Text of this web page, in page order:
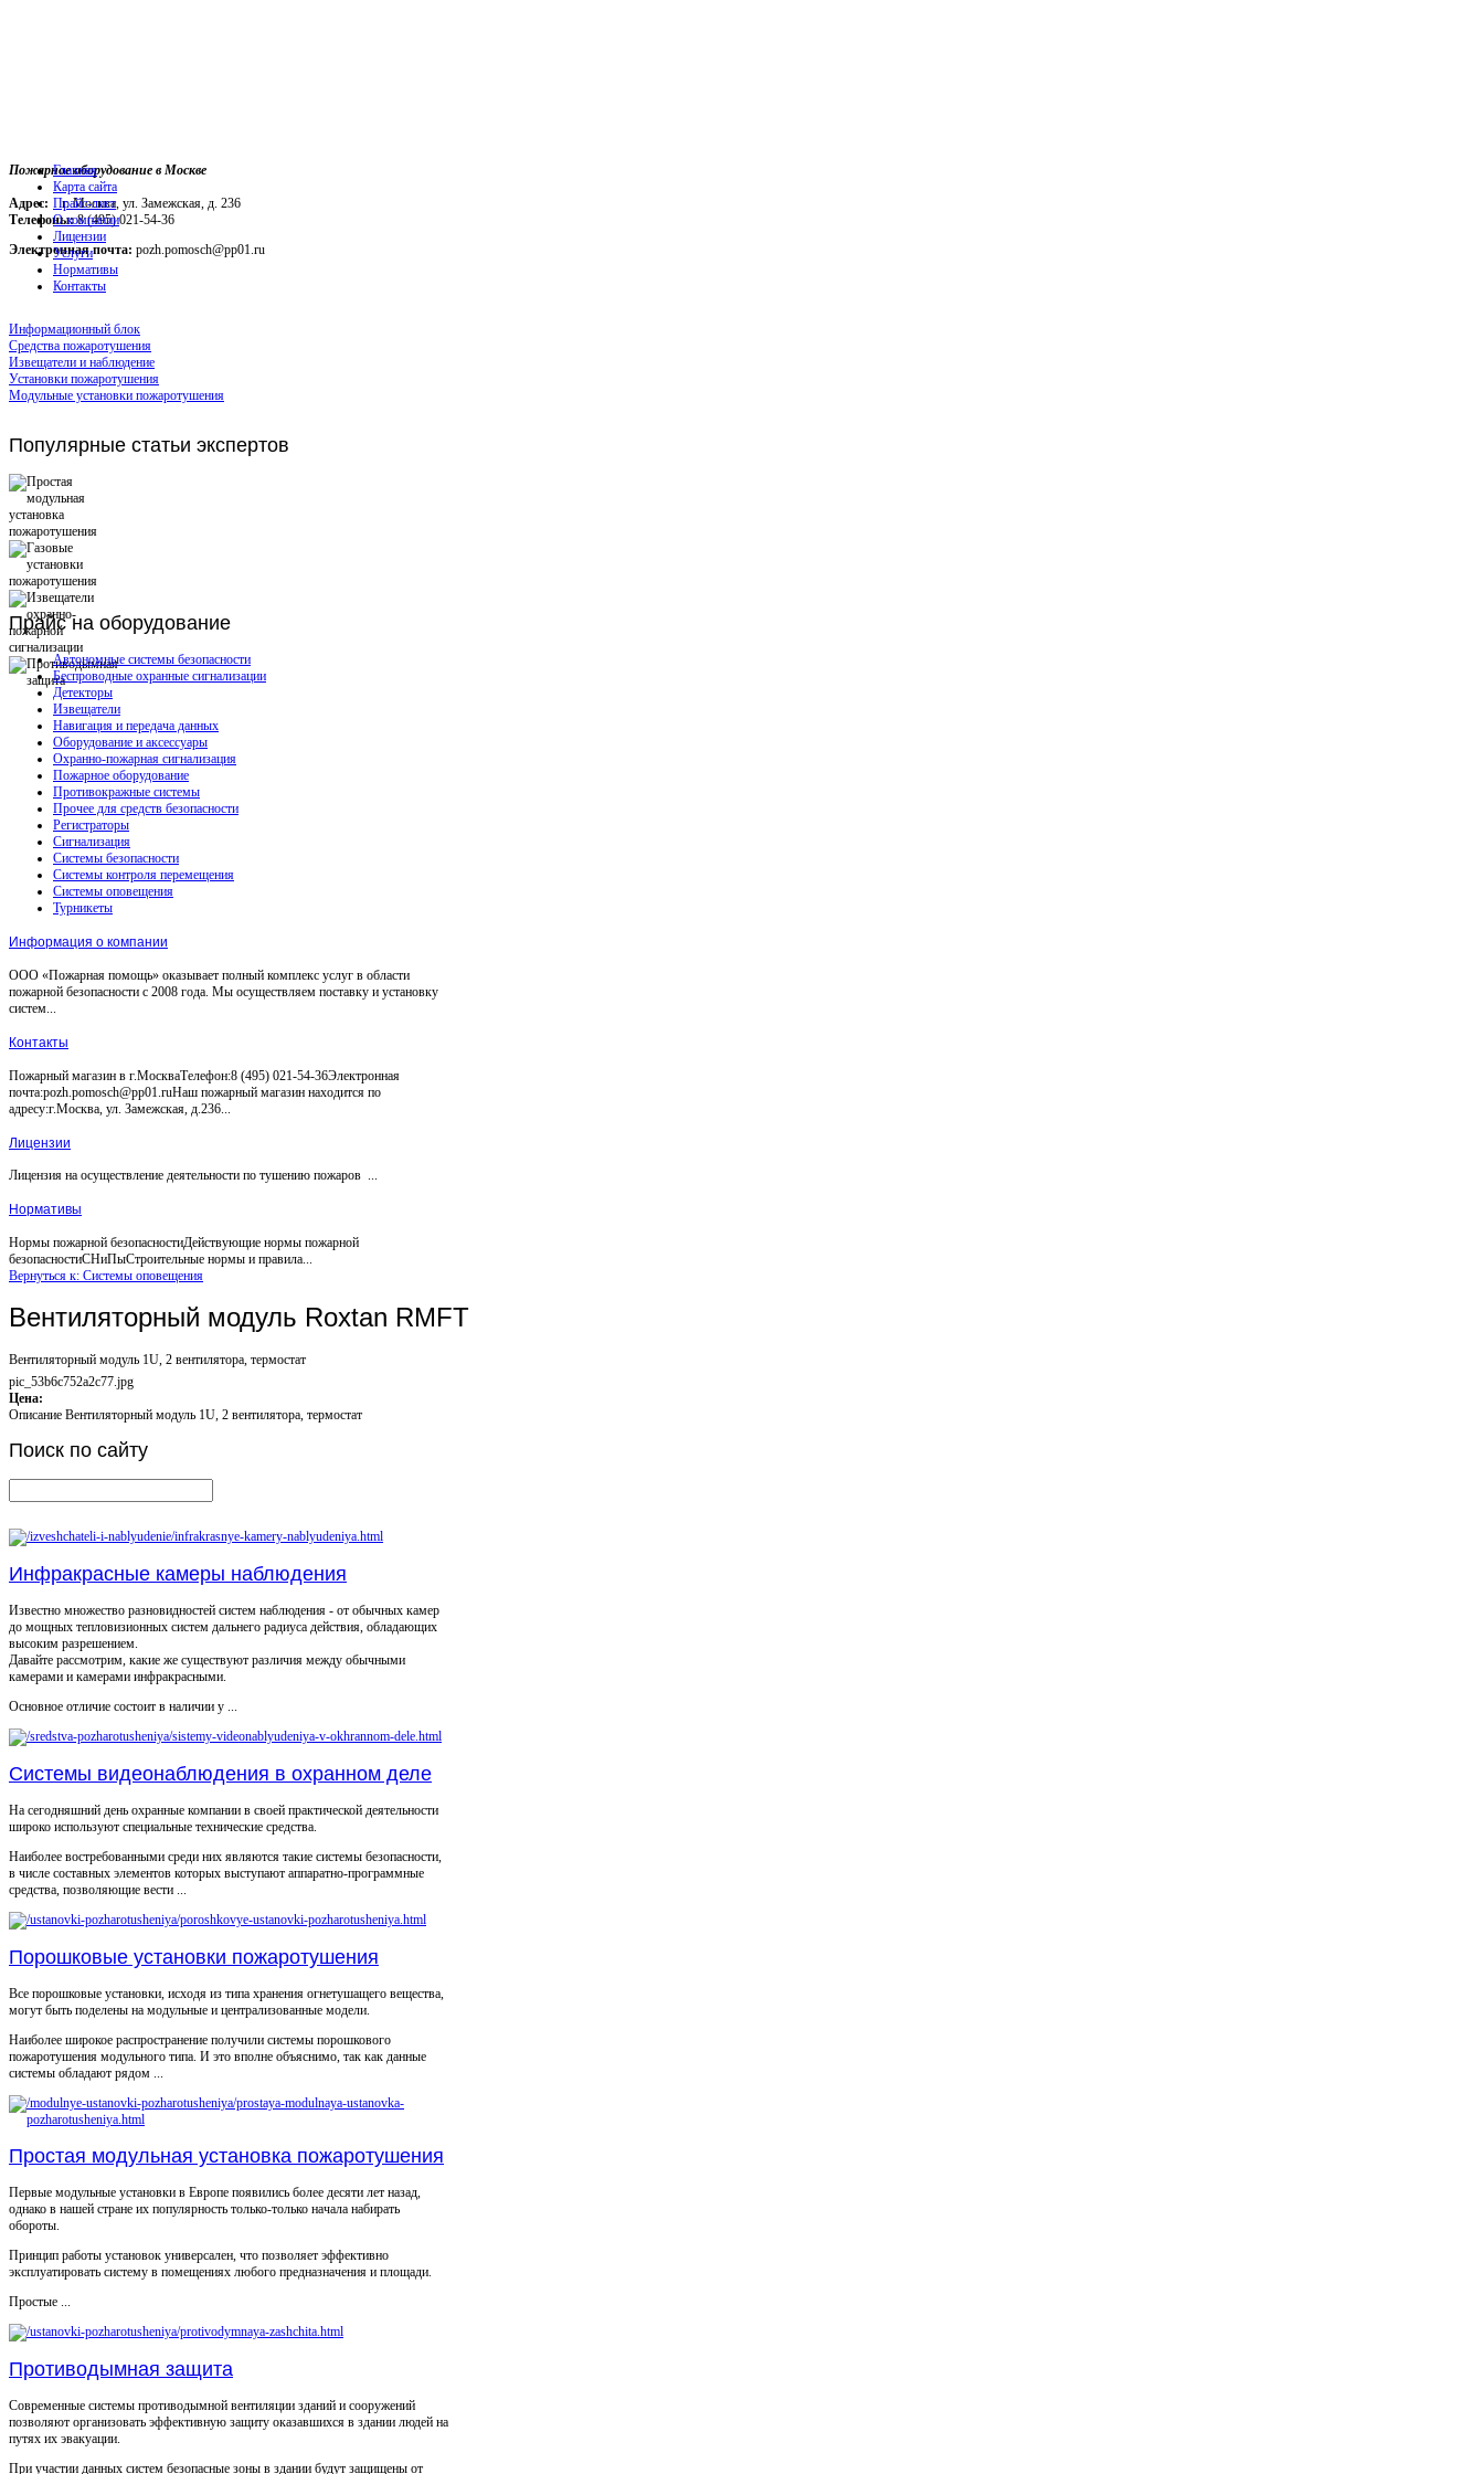
Пожарное оборудование в Москве
Адрес: г. Москва, ул. Замежская, д. 236
Телефоны:8 (495) 021-54-36
Электронная почта: pozh.pomosch@pp01.ru
Главная
Карта сайта
Прайс-лист
О компании
Лицензии
Услуги
Нормативы
Контакты
Информационный блок
Средства пожаротушения
Извещатели и наблюдение
Установки пожаротушения
Модульные установки пожаротушения
Популярные статьи экспертов
Прайсна оборудование
Автономные системы безопасности
Беспроводные охранные сигнализации
Детекторы
Извещатели
Навигация и передача данных
Оборудование и аксессуары
Охранно-пожарная сигнализация
Пожарное оборудование
Противокражные системы
Прочее для средств безопасности
Регистраторы
Сигнализация
Системы безопасности
Системы контроля перемещения
Системы оповещения
Турникеты
Информация о компании
ООО «Пожарная помощь» оказывает полный комплекс услуг в области
пожарной безопасности с 2008 года. Мы осуществляем поставку и установку
систем...
Контакты
Пожарный магазин в г.МоскваТелефон:8 (495) 021-54-36Электронная
почта:pozh.pomosch@pp01.ruНаш пожарный магазин находится по
адресу:г.Москва, ул. Замежская, д.236...
Лицензии
Лицензия на осуществление деятельности по тушению пожаров ...
Нормативы
Нормы пожарной безопасностиДействующие нормы пожарной
безопасностиСНиПыСтроительные нормы и правила...
Вернуться к: Системы оповещения
Вентиляторный модуль Roxtan RMFT
Вентиляторный модуль 1U, 2 вентилятора, термостат
pic_53b6c752a2c77.jpg
Цена:
Описание Вентиляторный модуль 1U, 2 вентилятора, термостат
Поиск по сайту
Инфракрасные камеры наблюдения
Известно множество разновидностей систем наблюдения - от обычных камер
до мощных тепловизионных систем дальнего радиуса действия, обладающих
высоким разрешением.
Давайте рассмотрим, какие же существуют различия между обычными
камерами и камерами инфракрасными.
Основное отличие состоит в наличии у ...
Системы видеонаблюдения в охранном деле
На сегодняшний день охранные компании в своей практической деятельности
широко используют специальные технические средства.
Наиболее востребованными среди них являются такие системы безопасности,
в числе составных элементов которых выступают аппаратно-программные
средства, позволяющие вести ...
Порошковые установки пожаротушения
Все порошковые установки, исходя из типа хранения огнетушащего вещества,
могут быть поделены на модульные и централизованные модели.
Наиболее широкое распространение получили системы порошкового
пожаротушения модульного типа. И это вполне объяснимо, так как данные
системы обладают рядом ...
Простая модульная установка пожаротушения
Первые модульные установки в Европе появились более десяти лет назад,
однако в нашей стране их популярность только-только начала набирать
обороты.
Принцип работы установок универсален, что позволяет эффективно
эксплуатировать систему в помещениях любого предназначения и площади.
Простые ...
Противодымная защита
Современные системы противодымной вентиляции зданий и сооружений
позволяют организовать эффективную защиту оказавшихся в здании людей на
путях их эвакуации.
При участии данных систем безопасные зоны в здании будут защищены от